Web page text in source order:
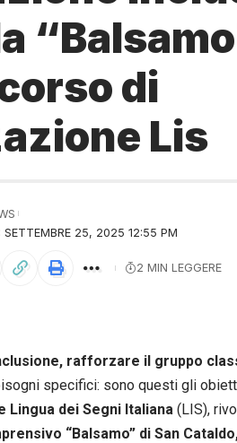
di
Lis
SETTEMBRE 25, 2025 12:55 PM
2 MIN LEGGERE
rafforzare il gruppo
specifici: sono questi gli
Lingua dei Segni Italiana (LIS),
“Balsamo” di San